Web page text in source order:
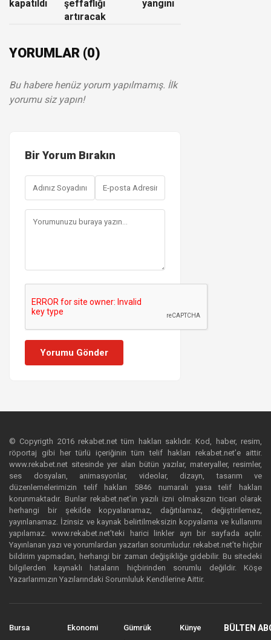
kapatıldı
şeffaflığı
artıracak
yangını
YORUMLAR (0)
Bu habere henüz yorum yapılmamış. İlk
yorumu siz yapın!
Bir Yorum Bırakın
Yorumu Gönder
© Copyrigth 2016 rekabet.net tüm hakları saklıdır. Kod, haber, resim,
röportaj gibi her türlü içeriğinin tüm telif hakları rekabet.net’e aittir.
www.rekabet.net sitesinde yer alan bütün yazılar, materyaller, resimler,
ses dosyaları, animasyonlar, videolar, dizayn, tasarım ve
düzenlemelerimizin telif hakları 5846 numaralı yasa telif hakları
korunmaktadır. Bunlar rekabet.net’in yazılı izni olmaksızın ticari olarak
herhangi bir şekilde kopyalanamaz, dağıtılamaz, değiştirilemez,
yayınlanamaz. İzinsiz ve kaynak belirtilmeksizin kopyalama ve kullanımı
yapılamaz. www.rekabet.net’teki harici linkler ayrı bir sayfada açılır.
Yayınlanan yazı ve yorumlardan yazarları sorumludur. rekabet.net’te hiçbir
bildirim yapmadan, herhangi bir zaman değişikliğe gidebilir. Bu sitedeki
bilgilerden kaynaklı hataların hiçbirinden sorumlu değildir. Köşe
Yazarlarımızın Yazılarındaki Sorumluluk Kendilerine Aittir.
Bursa
Ekonomi
Gümrük
Künye
BÜLTEN